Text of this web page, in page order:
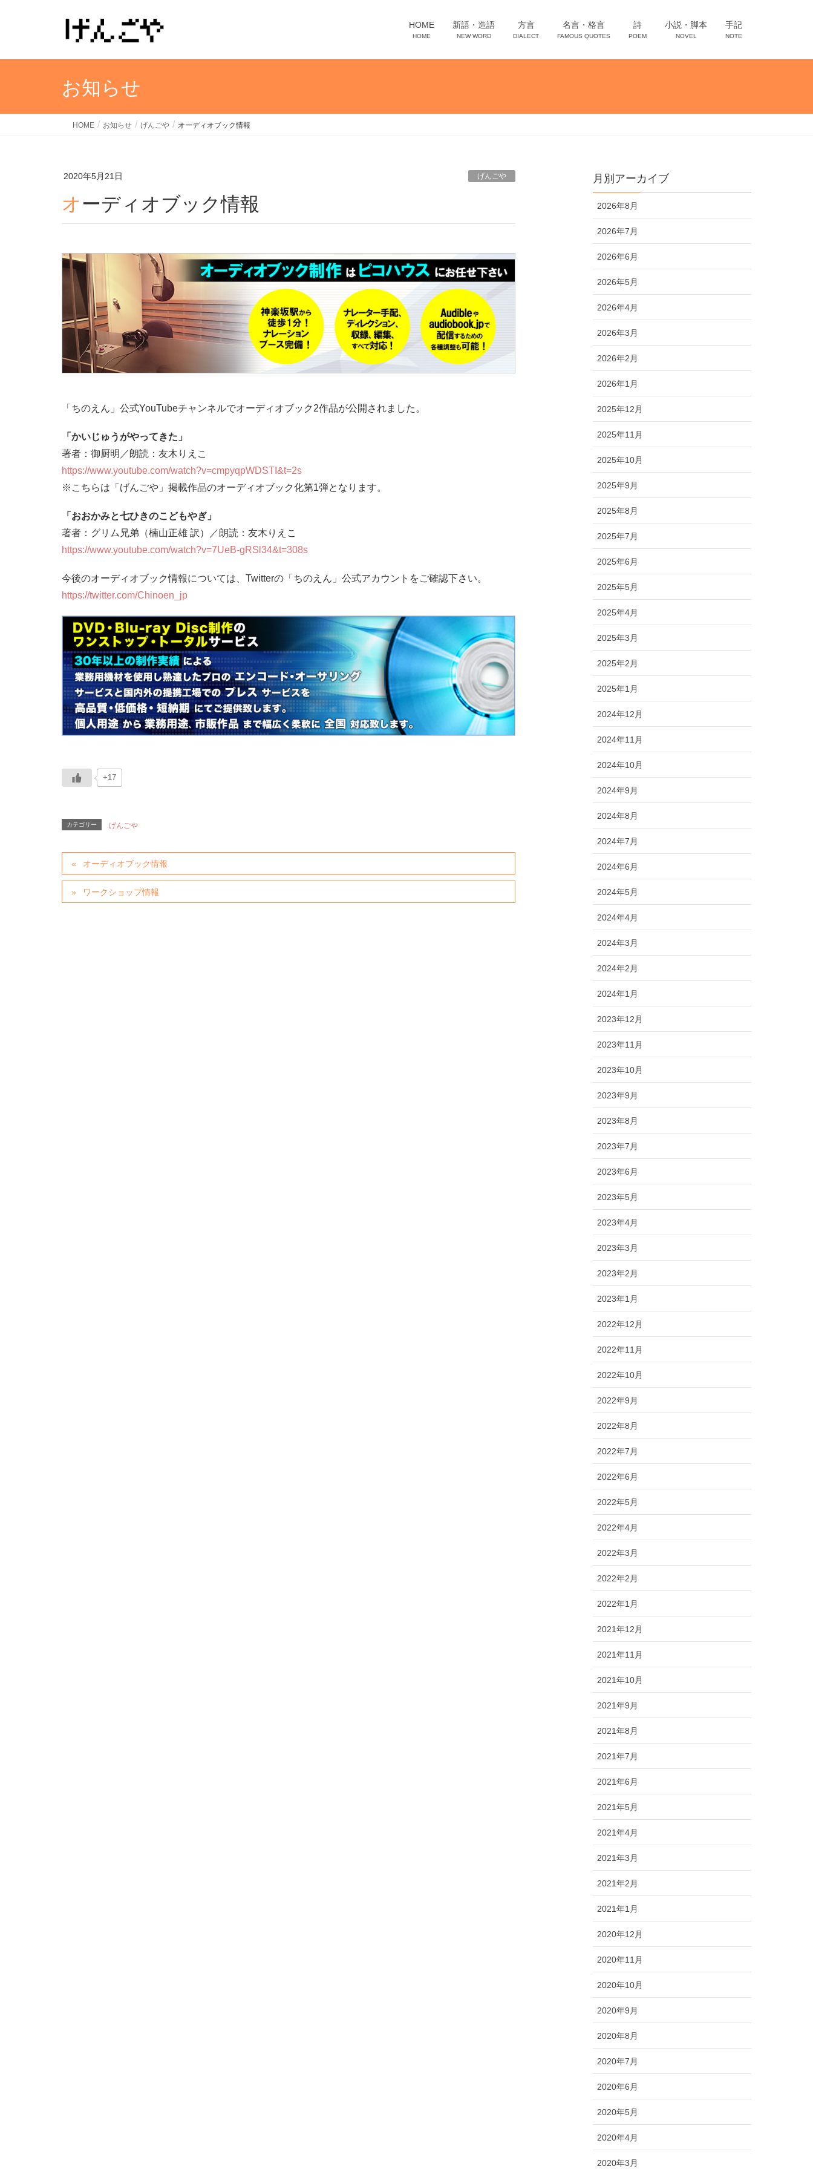
HOME
HOME
新語・造語
NEW WORD
方言
DIALECT
名言・格言
FAMOUS QUOTES
詩
POEM
小説・脚本
NOVEL
手記
NOTE
お知らせ
HOME お知らせ げんごや オーディオブック情報
2020年5月21日 げんごや
オーディオブック情報
「ちのえん」公式YouTubeチャンネルでオーディオブック2作品が公開されました。
「かいじゅうがやってきた」
著者：御厨明／朗読：友木りえこ
https://www.youtube.com/watch?v=cmpyqpWDSTI&t=2s
※こちらは「げんごや」掲載作品のオーディオブック化第1弾となります。
「おおかみと七ひきのこどもやぎ」
著者：グリム兄弟（楠山正雄 訳）／朗読：友木りえこ
https://www.youtube.com/watch?v=7UeB-gRSl34&t=308s
今後のオーディオブック情報については、Twitterの「ちのえん」公式アカウントをご確認下さい。
https://twitter.com/Chinoen_jp
+17
カテゴリー げんごや
オーディオブック情報
ワークショップ情報
月別アーカイブ
2026年8月
2026年7月
2026年6月
2026年5月
2026年4月
2026年3月
2026年2月
2026年1月
2025年12月
2025年11月
2025年10月
2025年9月
2025年8月
2025年7月
2025年6月
2025年5月
2025年4月
2025年3月
2025年2月
2025年1月
2024年12月
2024年11月
2024年10月
2024年9月
2024年8月
2024年7月
2024年6月
2024年5月
2024年4月
2024年3月
2024年2月
2024年1月
2023年12月
2023年11月
2023年10月
2023年9月
2023年8月
2023年7月
2023年6月
2023年5月
2023年4月
2023年3月
2023年2月
2023年1月
2022年12月
2022年11月
2022年10月
2022年9月
2022年8月
2022年7月
2022年6月
2022年5月
2022年4月
2022年3月
2022年2月
2022年1月
2021年12月
2021年11月
2021年10月
2021年9月
2021年8月
2021年7月
2021年6月
2021年5月
2021年4月
2021年3月
2021年2月
2021年1月
2020年12月
2020年11月
2020年10月
2020年9月
2020年8月
2020年7月
2020年6月
2020年5月
2020年4月
2020年3月